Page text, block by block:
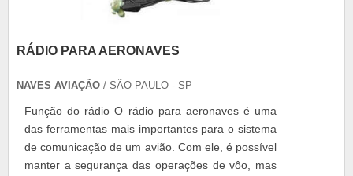
RÁDIO PARA AERONAVES
NAVES AVIAÇÃO / SÃO PAULO - SP
Função do rádio O rádio para aeronaves é uma
das ferramentas mais importantes para o sistema
de comunicação de um avião. Com ele, é possível
manter a segurança das operações de vôo, mas